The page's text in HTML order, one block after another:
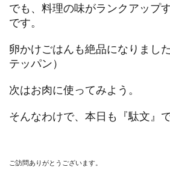
でも、料理の味がランクアップ
です。
卵かけごはんも絶品になりまし
テッパン）
次はお肉に使ってみよう。
そんなわけで、本日も『駄文』
ご訪問ありがとうございます。